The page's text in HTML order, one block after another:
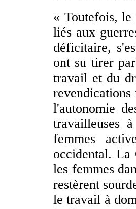
« Toutefois, le
liés aux
déficitaire,
ont su tirer
travail et du
l'autonomie
travailleuses
femmes
occidental. La
les femmes
restèrent
le travail à